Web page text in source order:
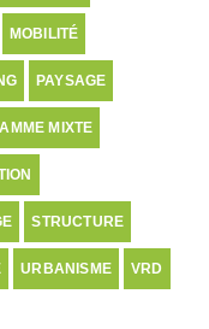
MOBILITÉ
PAYSAGE
MIXTE
STRUCTURE
URBANISME VRD